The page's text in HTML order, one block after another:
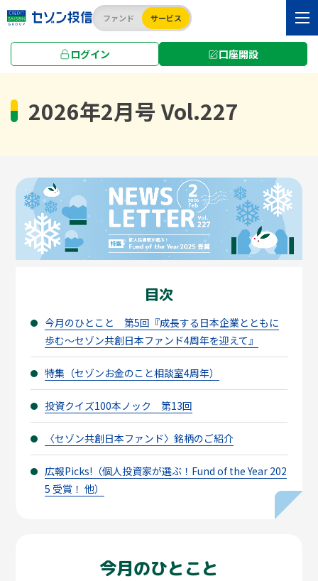
ファンド サービス
ログイン 口座開設
NEWS LETTER[最新号] 2026年2月号 Vol.227
2026年2月号 Vol.227
目次
今月のひとこと 第5回『成長する日本企業とともに
歩む～セゾン共創日本ファンド4周年を迎えて』
特集（セゾンお金のこと相談室4周年）
投資クイズ100本ノック 第13回
〈セゾン共創日本ファンド〉銘柄のご紹介
広報Picks!（個人投資家が選ぶ！Fund of the Year 202
5 受賞！ 他）
今月のひとこと